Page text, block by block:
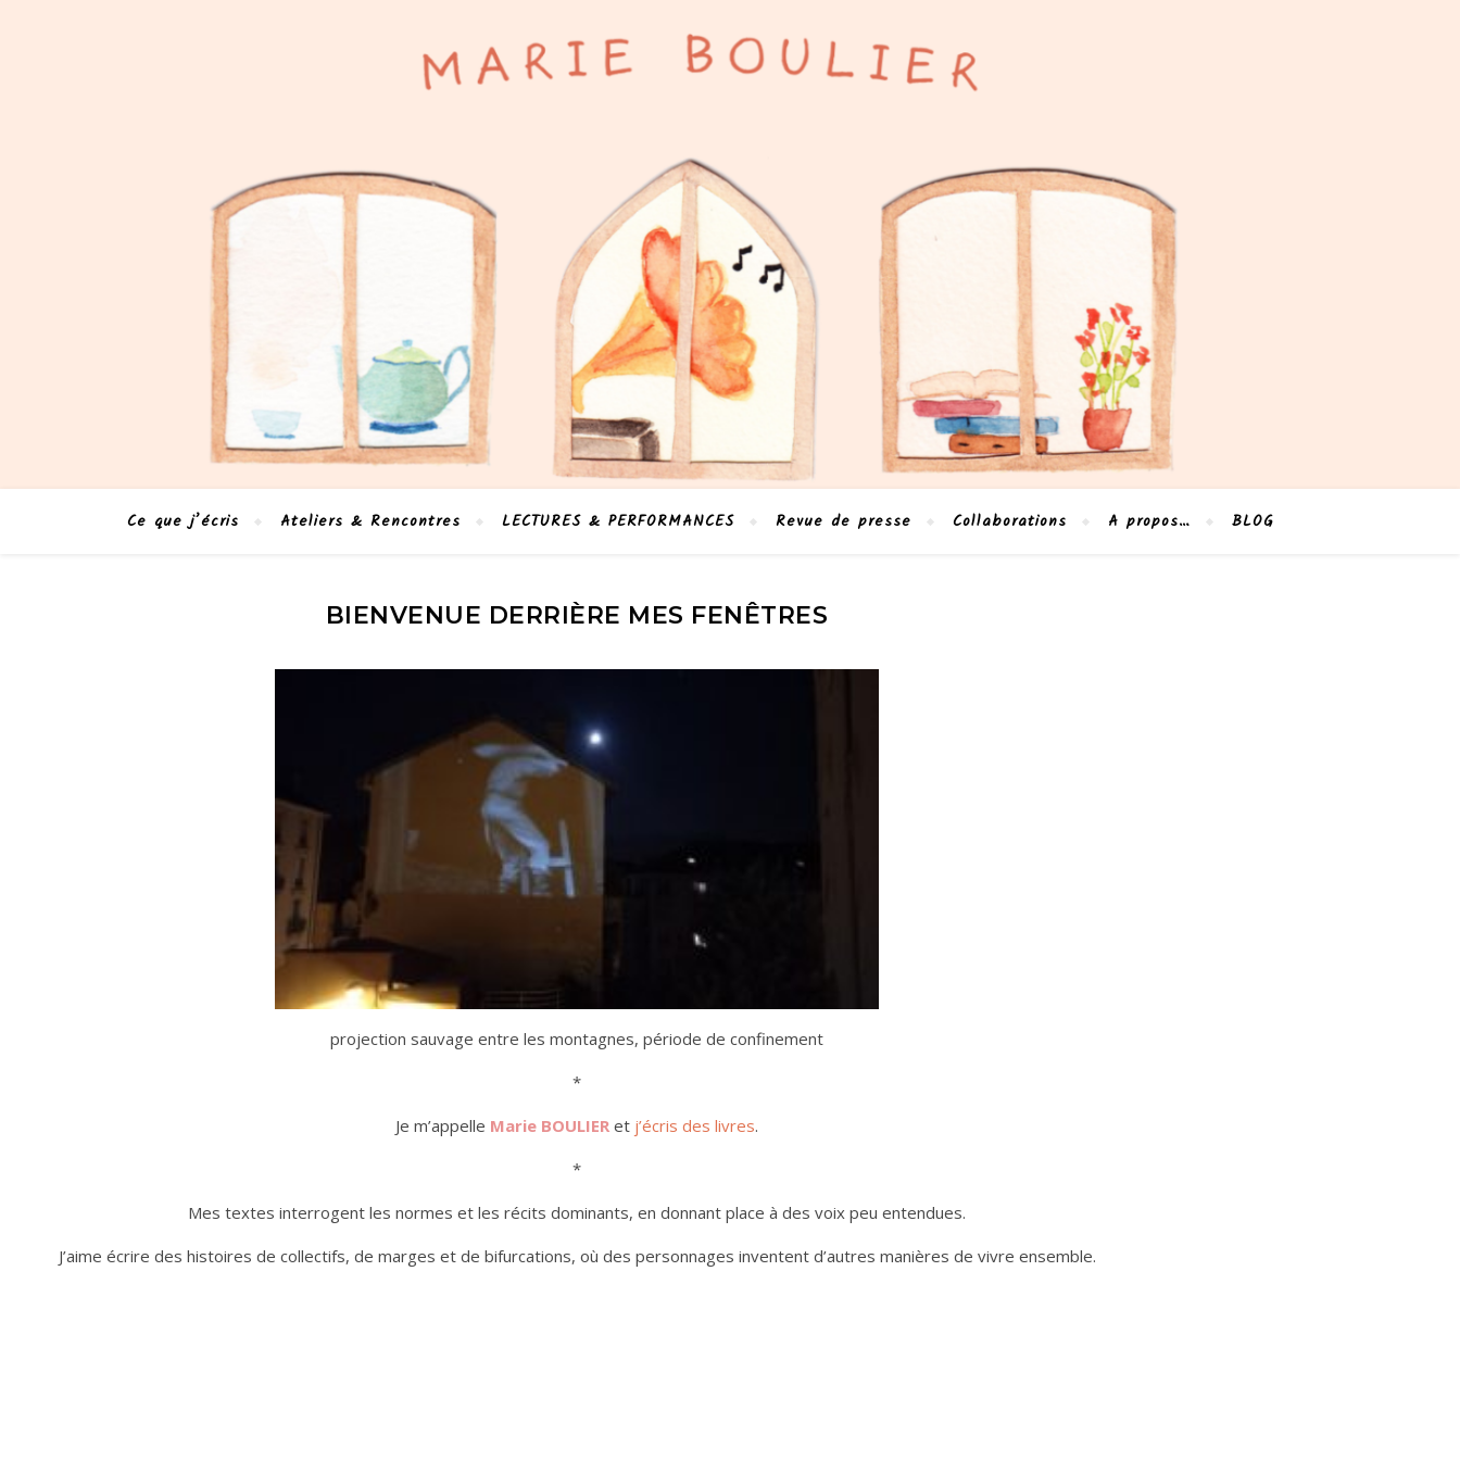
Ce que j’écris Ateliers & Rencontres LECTURES & PERFORMANCES Revue de presse Collaborations A propos… BLOG
BIENVENUE DERRIÈRE MES FENÊTRES
projection sauvage entre les montagnes, période de confinement
*
Je m’appelle Marie BOULIER et j’écris des livres.
*
Mes textes interrogent les normes et les récits dominants, en donnant place à des voix peu entendues.
J’aime écrire des histoires de collectifs, de marges et de bifurcations, où des personnages inventent d’autres manières de vivre ensemble.